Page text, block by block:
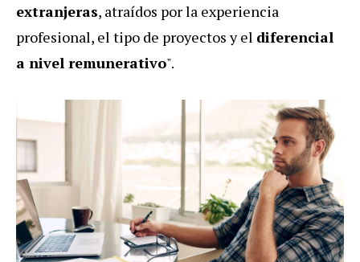
extranjeras, atraídos por la experiencia
profesional, el tipo de proyectos y el diferencial
a nivel remunerativo".